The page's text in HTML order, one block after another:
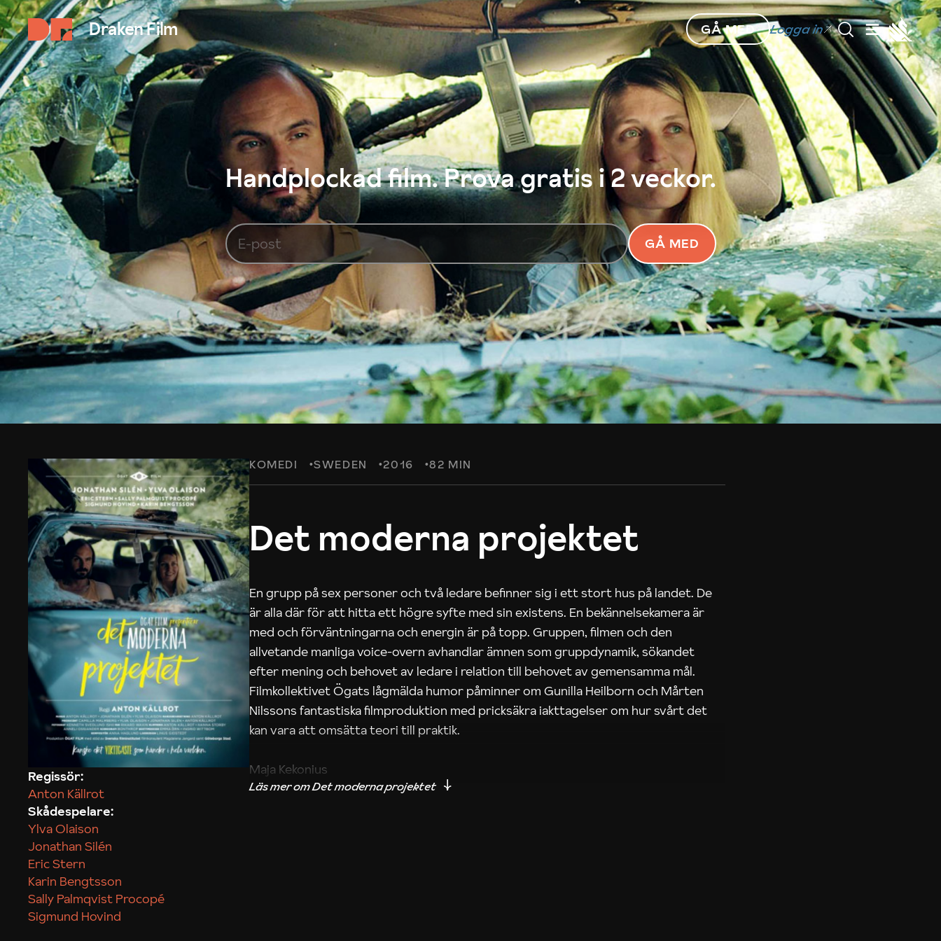
Draken Film GÅ MED Logga in
Handplockad film. Prova gratis i 2 veckor.
GÅ MED
KOMEDI SWEDEN 2016 82 MIN
Det moderna projektet
En grupp på sex personer och två ledare befinner sig i ett stort hus på landet. De
är alla där för att hitta ett högre syfte med sin existens. En bekännelsekamera är
med och förväntningarna och energin är på topp. Gruppen, filmen och den
allvetande manliga voice-overn avhandlar ämnen som gruppdynamik, sökandet
efter mening och behovet av ledare i relation till behovet av gemensamma mål.
Filmkollektivet Ögats lågmälda humor påminner om Gunilla Heilborn och Mårten
Nilssons fantastiska filmproduktion med pricksäkra iakttagelser om hur svårt det
kan vara att omsätta teori till praktik.
Maja Kekonius
Regissör:
Anton Källrot
Skådespelare:
Ylva Olaison
Jonathan Silén
Eric Stern
Karin Bengtsson
Sally Palmqvist Procopé
Sigmund Hovind